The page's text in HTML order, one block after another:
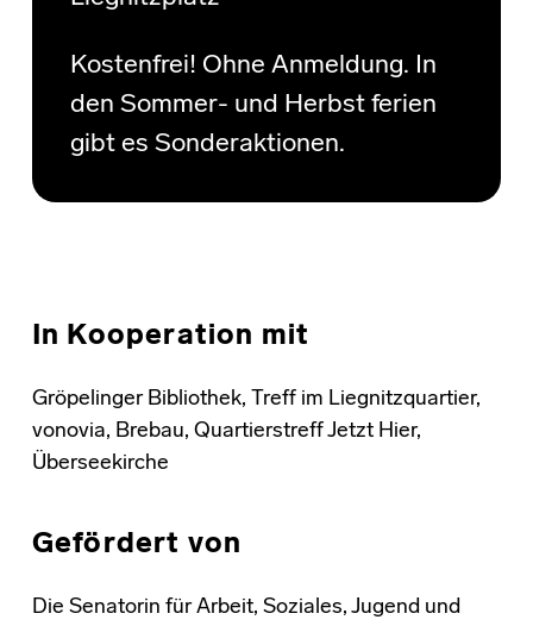
Kostenfrei! Ohne Anmeldung. In
den Sommer- und Herbst ferien
gibt es Sonderaktionen.
In Kooperation mit
Gröpelinger Bibliothek, Treff im Liegnitzquartier,
vonovia, Brebau, Quartierstreff Jetzt Hier,
Überseekirche
Gefördert von
Die Senatorin für Arbeit, Soziales, Jugend und